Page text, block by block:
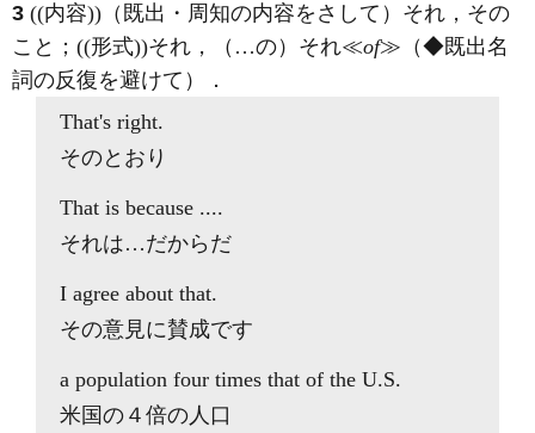
3 ((内容))（既出・周知の内容をさして）それ，その
こと；((形式))それ，（…の）それ≪of≫（◆既出名
詞の反復を避けて）
．
That's right.
そのとおり
That is because ....
それは…だからだ
I agree about that.
その意見に賛成です
a population four times that of the U.S.
米国の４倍の人口